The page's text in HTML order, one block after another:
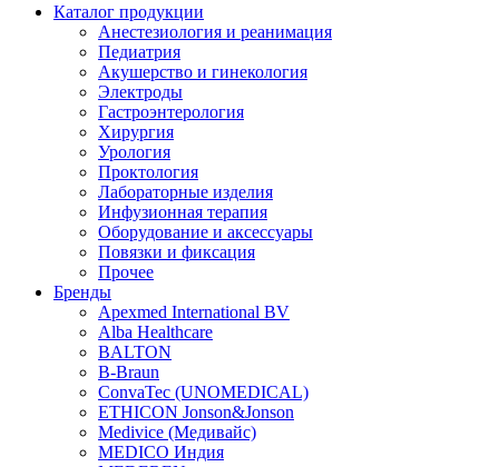
Каталог продукции
Анестезиология и реанимация
Педиатрия
Акушерство и гинекология
Электроды
Гастроэнтерология
Хирургия
Урология
Проктология
Лабораторные изделия
Инфузионная терапия
Оборудование и аксессуары
Повязки и фиксация
Прочее
Бренды
Apexmed International BV
Alba Healthcare
BALTON
B-Braun
ConvaTec (UNOMEDICAL)
ETHICON Jonson&Jonson
Medivice (Медивайс)
MEDICO Индия